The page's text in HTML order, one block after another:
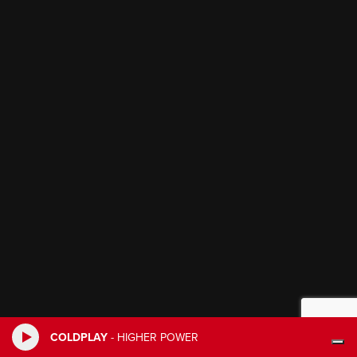
COLDPLAY - HIGHER POWER